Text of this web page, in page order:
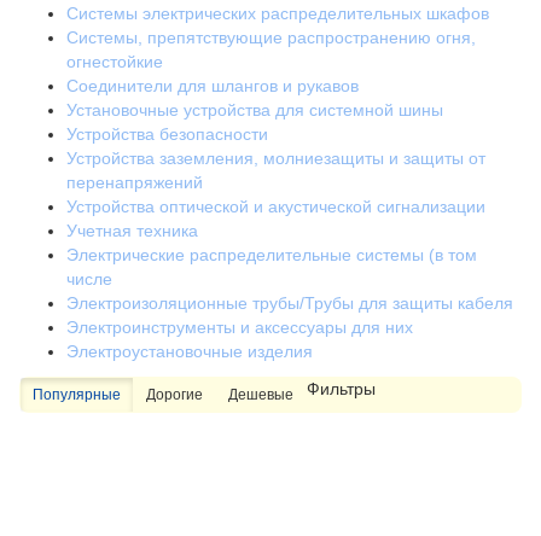
Системы электрических распределительных шкафов
Системы, препятствующие распространению огня,
огнестойкие
Соединители для шлангов и рукавов
Установочные устройства для системной шины
Устройства безопасности
Устройства заземления, молниезащиты и защиты от
перенапряжений
Устройства оптической и акустической сигнализации
Учетная техника
Электрические распределительные системы (в том
числе
Электроизоляционные трубы/Трубы для защиты кабеля
Электроинструменты и аксессуары для них
Электроустановочные изделия
Популярные Дорогие Дешевые Фильтры